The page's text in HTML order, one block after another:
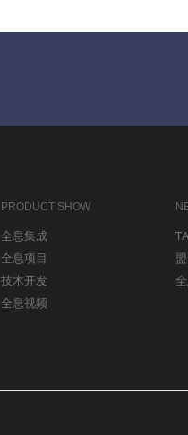
PRODUCT SHOW
全息集成
全息项目
技术开发
全息视频